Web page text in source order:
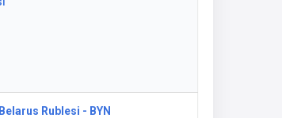
Belarus Rublesi - BYN